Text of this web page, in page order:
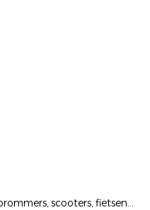
scooters, fietsen...